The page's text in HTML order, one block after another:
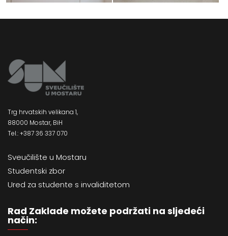
Trg hrvatskih velikana 1,
88000 Mostar, BiH
Tel.: +387 36 337 070
Sveučilište u Mostaru
Studentski zbor
Ured za studente s invaliditetom
Rad Zaklade možete podržati na sljedeći
način: